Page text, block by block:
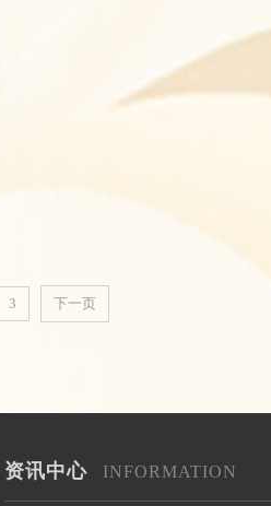
3 下一页
资讯中心 INFORMATION